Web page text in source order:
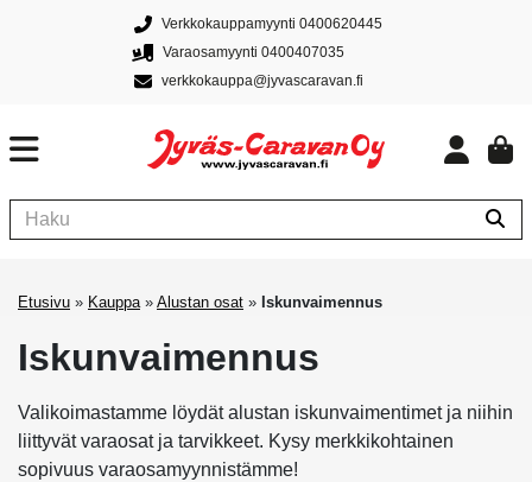
Verkkokauppamyynti 0400620445
Varaosamyynti 0400407035
verkkokauppa@jyvascaravan.fi
Etusivu » Kauppa» Alustan osat » Iskunvaimennus
Iskunvaimennus
Valikoimastamme löydät alustan iskunvaimentimet ja niihin
liittyvät varaosat ja tarvikkeet. Kysy merkkikohtainen
sopivuus varaosamyynnistämme!